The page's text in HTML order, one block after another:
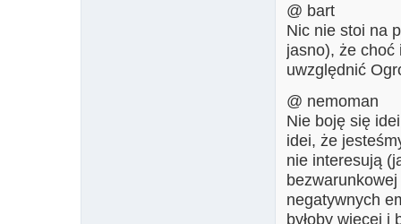
@ bart
Nic nie stoi na
jasno), że choć
uwzględnić
@ nemoman
Nie boję się
idei, że
nie interesują
negatywnych
byłoby więcej i